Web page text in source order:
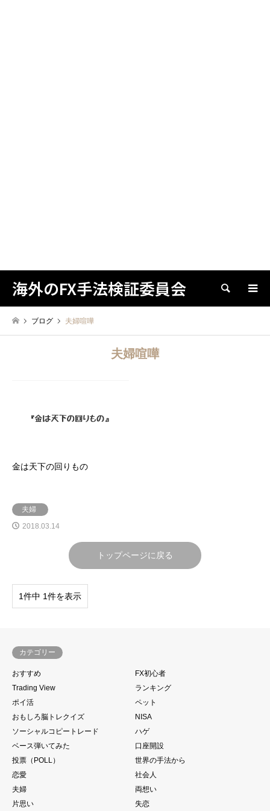
海外のFX手法検証委員会 検索
ブログ 夫婦喧嘩
夫婦喧嘩
金は天下の回りもの
夫婦
2018.03.14
トップページに戻る
1件中 1件を表示
カテゴリー
おすすめ
FX初心者
Trading View
ランキング
ポイ活
ペット
おもしろ脳トレクイズ
NISA
ソーシャルコピートレード
ハゲ
ベース弾いてみた
口座開設
投票（POLL）
世界の手法から
恋愛
社会人
夫婦
両想い
片思い
失恋